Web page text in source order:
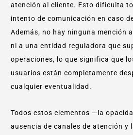
atención al cliente. Esto dificulta
intento de comunicación en caso
Además, no hay ninguna mención
ni a una entidad reguladora que
operaciones, lo que significa que
usuarios están completamente
cualquier eventualidad.
Todos estos elementos —la
ausencia de canales de atención y